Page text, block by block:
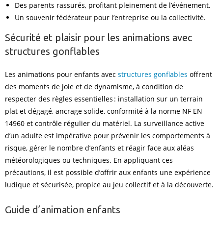
Des parents rassurés, profitant pleinement de l’événement.
Un souvenir fédérateur pour l’entreprise ou la collectivité.
Sécurité et plaisir pour les animations avec
structures gonflables
Les animations pour enfants avec structures gonflables offrent
des moments de joie et de dynamisme, à condition de
respecter des règles essentielles : installation sur un terrain
plat et dégagé, ancrage solide, conformité à la norme NF EN
14960 et contrôle régulier du matériel. La surveillance active
d’un adulte est impérative pour prévenir les comportements à
risque, gérer le nombre d’enfants et réagir face aux aléas
météorologiques ou techniques. En appliquant ces
précautions, il est possible d’offrir aux enfants une expérience
ludique et sécurisée, propice au jeu collectif et à la découverte.
Guide d’animation enfants